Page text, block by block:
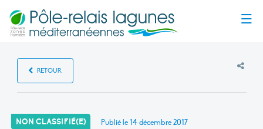
RETOUR
NON CLASSIFIÉ(E) Publié le14 décembre 2017